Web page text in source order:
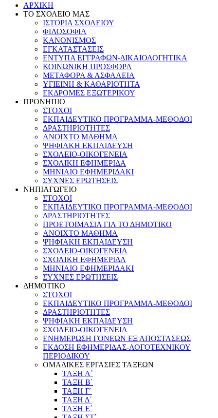
ΑΡΧΙΚΗ
ΤΟ ΣΧΟΛΕΙΟ ΜΑΣ
ΙΣΤΟΡΙΑ ΣΧΟΛΕΙΟΥ
ΦΙΛΟΣΟΦΙΑ
ΚΑΝΟΝΙΣΜΟΣ
ΕΓΚΑΤΑΣΤΑΣΕΙΣ
ΕΝΤΥΠΑ ΕΓΓΡΑΦΩΝ-ΔΙΚΑΙΟΛΟΓΗΤΙΚΑ
ΚΟΙΝΩΝΙΚΗ ΠΡΟΣΦΟΡΑ
ΜΕΤΑΦΟΡΑ & ΑΣΦΑΛΕΙΑ
ΥΓΙΕΙΝΗ & ΚΑΘΑΡΙΟΤΗΤΑ
ΕΚΔΡΟΜΕΣ ΕΞΩΤΕΡΙΚΟΥ
ΠΡΟΝΗΠΙΟ
ΣΤΟΧΟΙ
ΕΚΠΑΙΔΕΥΤΙΚΟ ΠΡΟΓΡΑΜΜΑ-ΜΕΘΟΔΟΙ
ΔΡΑΣΤΗΡΙΟΤΗΤΕΣ
ΑΝΟΙΧΤΟ ΜΑΘΗΜΑ
ΨΗΦΙΑΚΗ ΕΚΠΑΙΔΕΥΣΗ
ΣΧΟΛΕΙΟ-ΟΙΚΟΓΕΝΕΙΑ
ΣΧΟΛΙΚΗ ΕΦΗΜΕΡΙΔΑ
ΜΗΝΙΑΙΟ ΕΦΗΜΕΡΙΔΑΚΙ
ΣΥΧΝΕΣ ΕΡΩΤΗΣΕΙΣ
ΝΗΠΙΑΓΩΓΕΙΟ
ΣΤΟΧΟΙ
ΕΚΠΑΙΔΕΥΤΙΚΟ ΠΡΟΓΡΑΜΜΑ-ΜΕΘΟΔΟΙ
ΔΡΑΣΤΗΡΙΟΤΗΤΕΣ
ΠΡΟΕΤΟΙΜΑΣΙΑ ΓΙΑ ΤΟ ΔΗΜΟΤΙΚΟ
ΑΝΟΙΧΤΟ ΜΑΘΗΜΑ
ΨΗΦΙΑΚΗ ΕΚΠΑΙΔΕΥΣΗ
ΣΧΟΛΕΙΟ-ΟΙΚΟΓΕΝΕΙΑ
ΣΧΟΛΙΚΗ ΕΦΗΜΕΡΙΔΑ
ΜΗΝΙΑΙΟ ΕΦΗΜΕΡΙΔΑΚΙ
ΣΥΧΝΕΣ ΕΡΩΤΗΣΕΙΣ
ΔΗΜΟΤΙΚΟ
ΣΤΟΧΟΙ
ΕΚΠΑΙΔΕΥΤΙΚΟ ΠΡΟΓΡΑΜΜΑ-ΜΕΘΟΔΟΙ
ΔΡΑΣΤΗΡΙΟΤΗΤΕΣ
ΨΗΦΙΑΚΗ ΕΚΠΑΙΔΕΥΣΗ
ΣΧΟΛΕΙΟ-ΟΙΚΟΓΕΝΕΙΑ
ΕΝΗΜΕΡΩΣΗ ΓΟΝΕΩΝ ΕΞ ΑΠΟΣΤΑΣΕΩΣ
ΕΚΔΟΣΗ ΕΦΗΜΕΡΙΔΑΣ-ΛΟΓΟΤΕΧΝΙΚΟΥ
ΠΕΡΙΟΔΙΚΟΥ
ΟΜΑΔΙΚΕΣ ΕΡΓΑΣΙΕΣ ΤΑΞΕΩΝ
ΤΑΞΗ Α΄
ΤΑΞΗ Β΄
ΤΑΞΗ Γ΄
ΤΑΞΗ Δ΄
ΤΑΞΗ Ε΄